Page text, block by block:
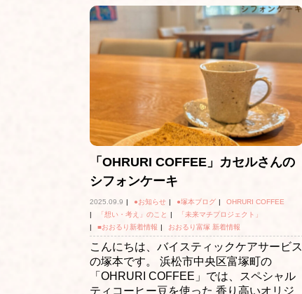
「OHRURI COFFEE」カセルさんの
シフォンケーキ
2025.09.9 | ●お知らせ | ●塚本ブログ |
OHRURI COFFEE
|
「想い・考え」のこと |
「未来マチプロジェクト」
|
■おおるり新着情報 | おおるり富塚 新着情報
こんにちは、バイスティックケアサービス
の塚本です。 浜松市中央区富塚町の
「OHRURI COFFEE」では、スペシャル
ティコーヒー豆を使った 香り高いオリジ